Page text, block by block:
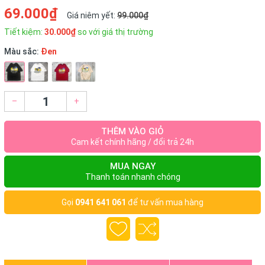
69.000₫ Giá niêm yết: 99.000₫
Tiết kiệm: 30.000₫so với giá thị trường
Màu sắc: Đen
– +
THÊM VÀO GIỎ
Cam kết chính hãng / đổi trả 24h
MUA NGAY
Thanh toán nhanh chóng
Gọi 0941 641 061 để tư vấn mua hàng